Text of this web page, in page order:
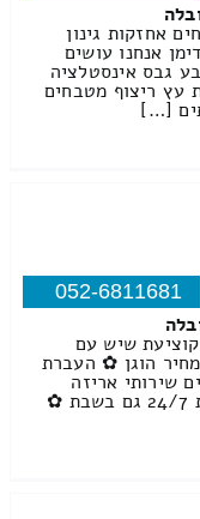
אחזקות גינון
אנחנו עושים
גבס אינסטלציה
עץ ריצוף מטבחים
[…]
052-6811681
שיש עם
הוגן ✿ העברת
שירותי אריזה
ואחסנה ביטוח שירות 24/7 גם בשבת ✿